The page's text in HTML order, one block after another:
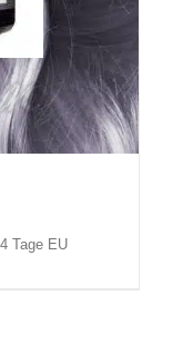
Tage EU